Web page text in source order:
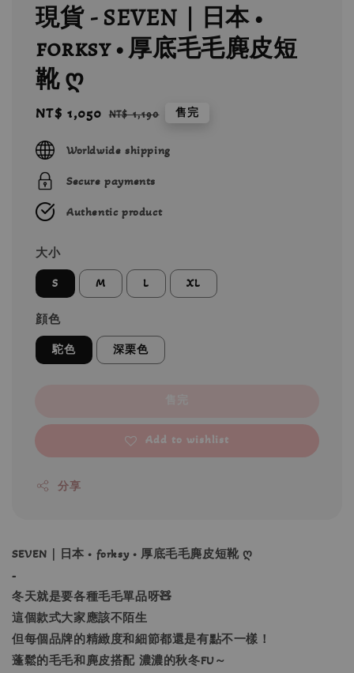
現貨 - SEVEN｜日本 •
forksy • 厚底毛毛麂皮短
靴 ღ
Sale
NT$ 1,050 Regular
NT$ 1,190 售完
Worldwide shipping
Secure payments
Authentic product
大小
S M L XL
顔色
駝色 深栗色
Add to wishlist
分享
SEVEN｜日本 • forksy • 厚底毛毛麂皮短靴 ღ
-
冬天就是要各種毛毛單品呀🧸
這個款式大家應該不陌生
但每個品牌的精緻度和細節都還是有點不一樣！
蓬鬆的毛毛和麂皮搭配 濃濃的秋冬FU～